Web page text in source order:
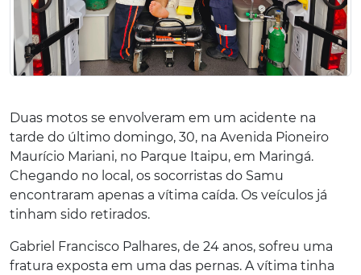
Duas motos se envolveram em um acidente na
tarde do último domingo, 30, na Avenida Pioneiro
Maurício Mariani, no Parque Itaipu, em Maringá.
Chegando no local, os socorristas do Samu
encontraram apenas a vítima caída. Os veículos já
tinham sido retirados.
Gabriel Francisco Palhares, de 24 anos, sofreu uma
fratura exposta em uma das pernas. A vítima tinha